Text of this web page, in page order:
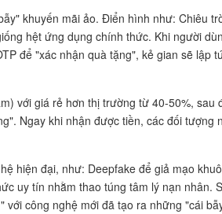
khuyến mãi ảo. Điển hình như: Chiêu
hệt ứng dụng chính thức. Khi người
để "xác nhận quà tặng", kẻ gian sẽ lập
với giá rẻ hơn thị trường từ 40-50%, sau
Ngay khi nhận được tiền, các đối tượng
hiện đại, như: Deepfake để giả mạo
uy tín nhằm thao túng tâm lý nạn nhân.
công nghệ mới đã tạo ra những "cái